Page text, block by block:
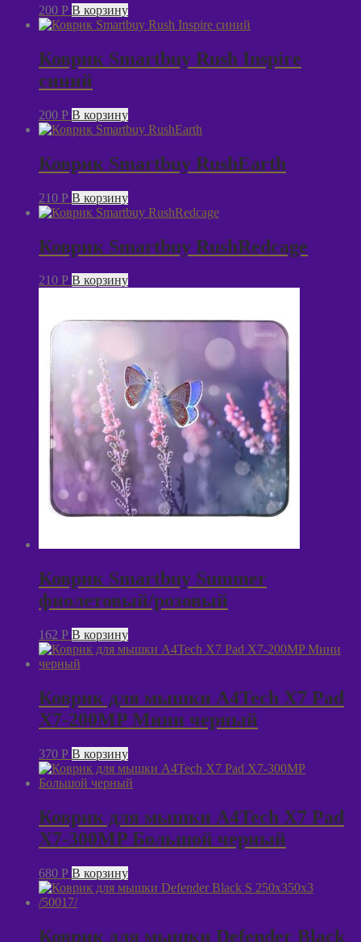
200 P В корзину
Коврик Smartbuy Rush Inspire
синий
200 P В корзину
Коврик Smartbuy RushEarth
210 P В корзину
Коврик Smartbuy RushRedcage
210 P В корзину
Коврик Smartbuy Summer
фиолетовый/розовый
162 P В корзину
Коврик для мышки A4Tech X7 Pad
X7-200MP Мини черный
370 P В корзину
Коврик для мышки A4Tech X7 Pad
X7-300MP Большой черный
680 P В корзину
Коврик для мышки Defender Black